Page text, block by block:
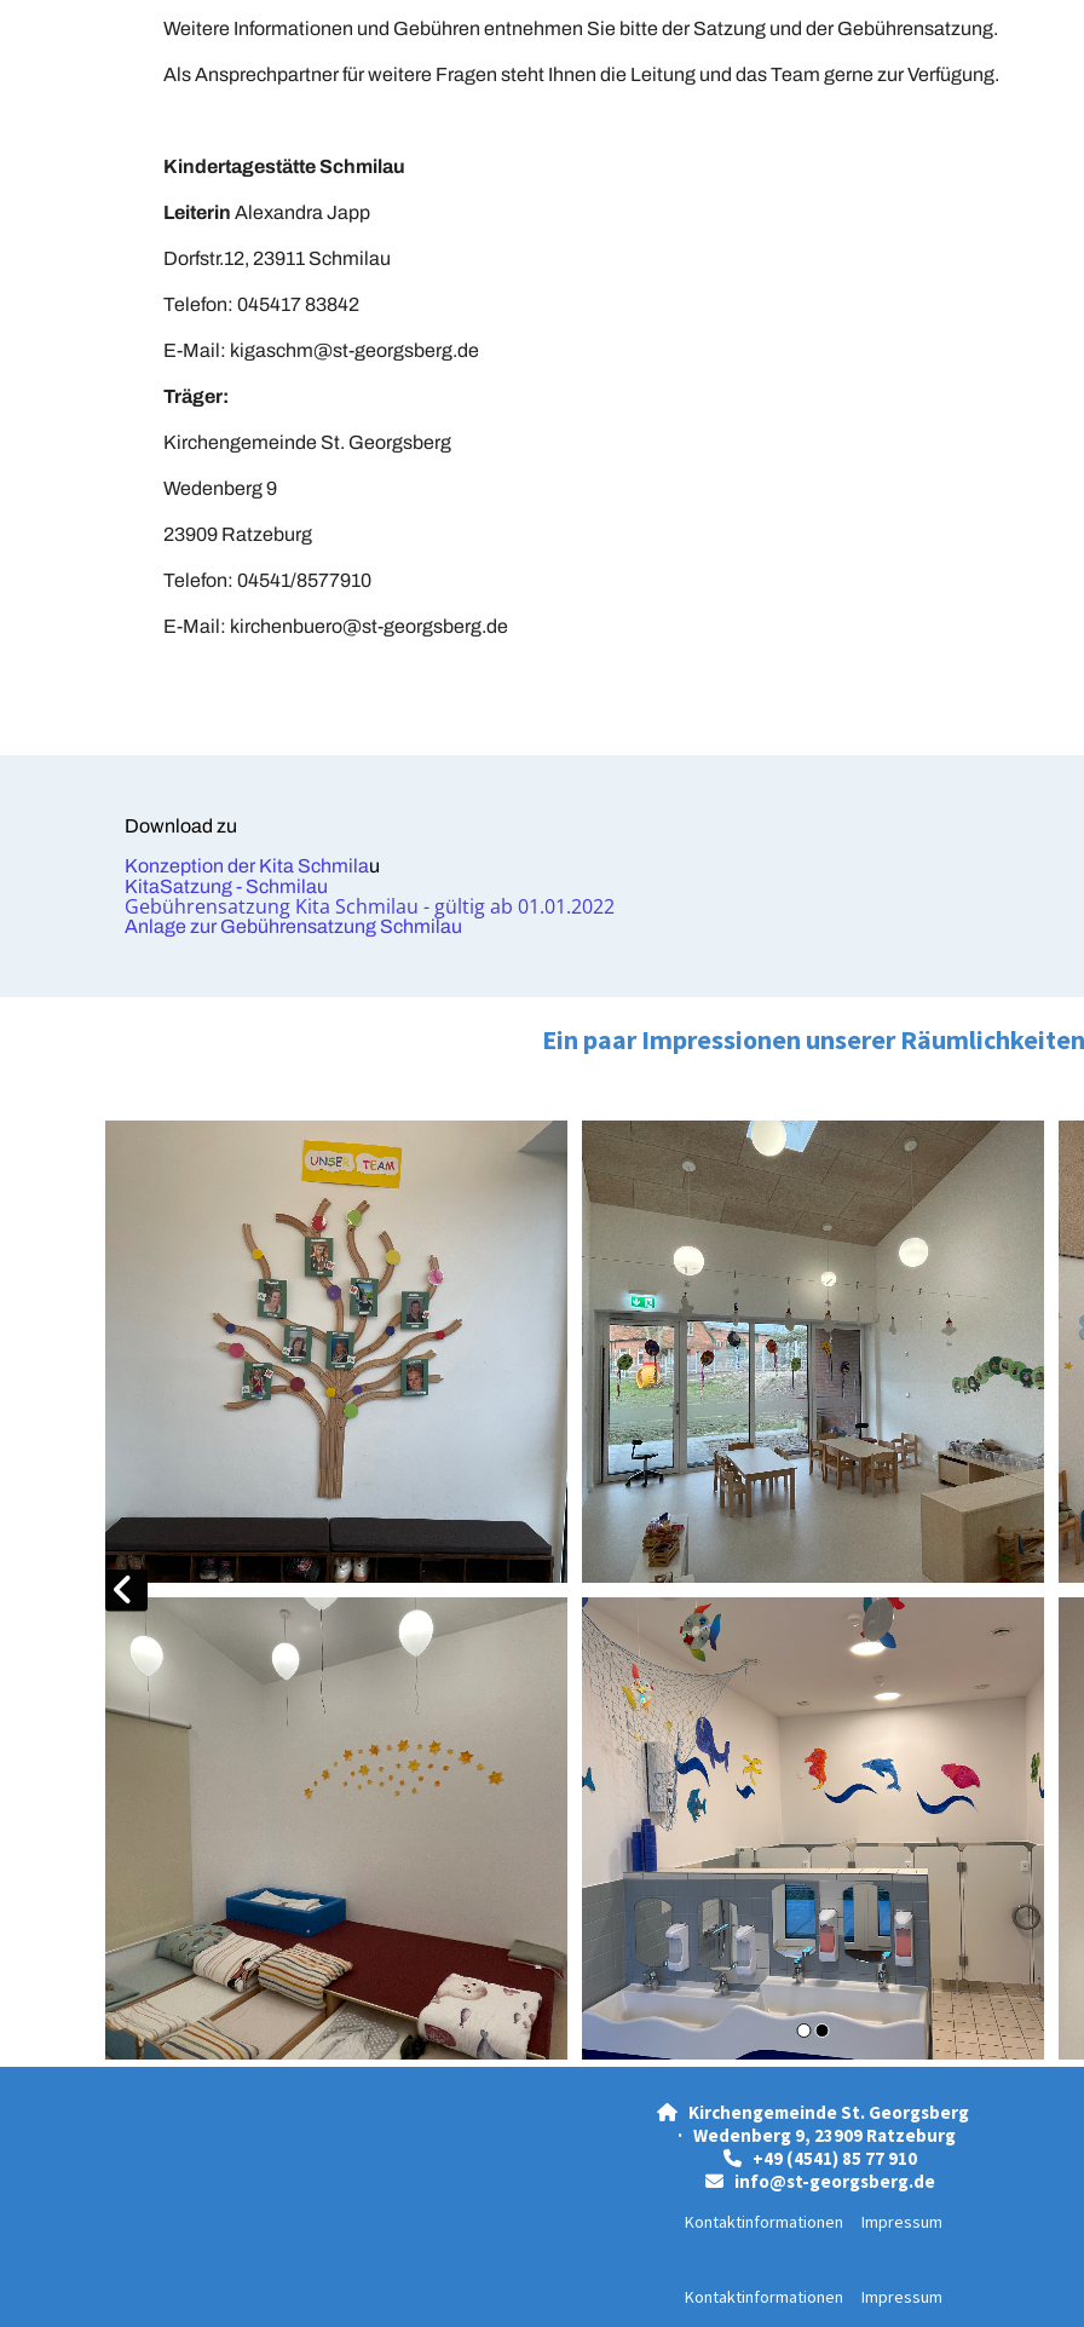
Weitere Informationen und Gebühren entnehmen Sie bitte der Satzung und der Gebührensatzung.
Als Ansprechpartner für weitere Fragen steht Ihnen die Leitung und das Team gerne zur Verfügung.
Kindertagestätte Schmilau
Leiterin Alexandra Japp
Dorfstr.12, 23911 Schmilau
Telefon: 045417 83842
E-Mail: kigaschm@st-georgsberg.de
Träger:
Kirchengemeinde St. Georgsberg
Wedenberg 9
23909 Ratzeburg
Telefon: 04541/8577910
E-Mail: kirchenbuero@st-georgsberg.de
Download zu
Konzeption der Kita Schmilau
KitaSatzung - Schmilau
Gebührensatzung Kita Schmilau - gültig ab 01.01.2022
Anlage zur Gebührensatzung Schmilau
Ein paar Impressionen unserer Räumlichkeiten

Kirchengemeinde St. Georgsberg
· Wedenberg 9, 23909 Ratzeburg
 +49 (4541) 85 77 910
 info@st-georgsberg.de
Kontaktinformationen Impressum
Kontaktinformationen Impressum